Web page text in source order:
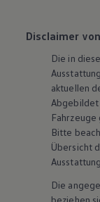
Disclaimer
Die in
aktuellen
Abgebildet
Fahrzeuge
Bitte
Übersicht
Die